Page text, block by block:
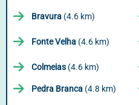
Bravura (4.6 km)
Fonte Velha (4.6 km)
Colmeias (4.6 km)
Pedra Branca (4.8 km)